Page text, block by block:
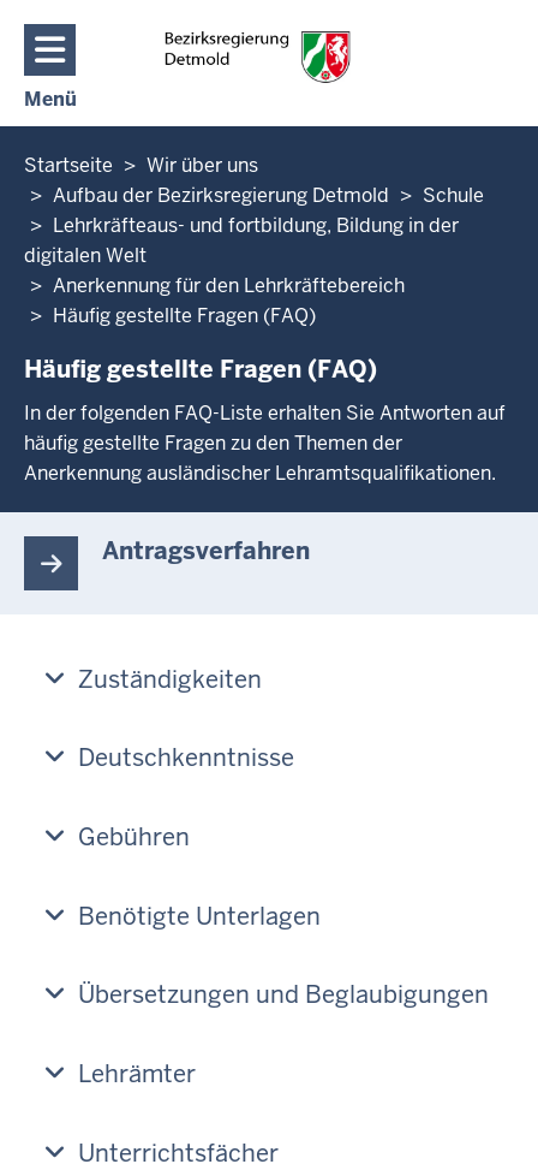
Direkt zum Inhalt
Menü
Sie
befinden
sich
hier
Startseite
Wir über uns
Aufbau der Bezirksregierung Detmold
Schule
Lehrkräfteaus- und fortbildung, Bildung in der
digitalen Welt
Anerkennung für den Lehrkräftebereich
Häufig gestellte Fragen (FAQ)
Häufig gestellte Fragen (FAQ)
In der folgenden FAQ-Liste erhalten Sie Antworten auf
häufig gestellte Fragen zu den Themen der
Anerkennung ausländischer Lehramtsqualifikationen.
Antragsverfahren
Zuständigkeiten
Deutschkenntnisse
Gebühren
Benötigte Unterlagen
Übersetzungen und Beglaubigungen
Lehrämter
Unterrichtsfächer